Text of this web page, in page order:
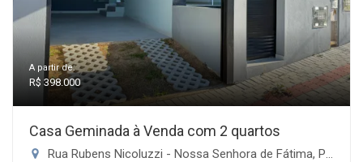
A partir de:
R$ 398.000
Casa Geminada à Venda com 2 quartos
Rua Rubens Nicoluzzi - Nossa Senhora de Fátima, Penha-SC